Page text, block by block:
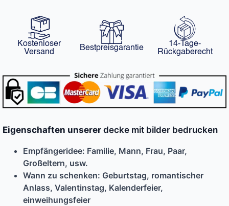
Kostenloser
Versand
Bestpreisgarantie
14-Tage-
Rückgaberecht
Eigenschaften unserer decke mit bilder bedrucken
Empfängeridee: Familie, Mann, Frau, Paar,
Großeltern, usw.
Wann zu schenken: Geburtstag, romantischer
Anlass, Valentinstag, Kalenderfeier,
einweihungsfeier